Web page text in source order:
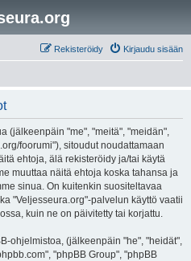
Kirjaudu sisään
Rekisteröidy
(jälkeenpäin "me", "meitä", "meidän",
foorumi"), sitoudut noudattamaan
ehtoja, älä rekisteröidy ja/tai käytä
muuttaa näitä ehtoja koska tahansa ja
sinua. On kuitenkin suositeltavaa
"Veljesseura.org"-palvelun käyttö vaatii
kuin ne on päivitetty tai korjattu.
ohjelmistoa, (jälkeenpäin "he", "heidät",
"phpBB Group", "phpBB